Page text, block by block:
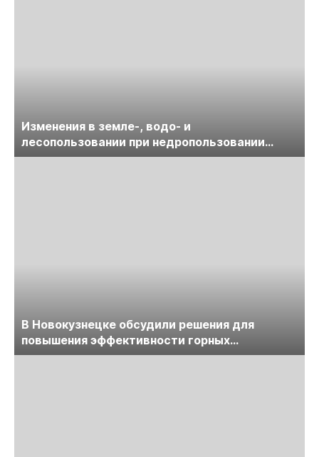
Изменения в земле-, водо- и
лесопользовании при недропользовании
обсудят на семинаре «ПравоТЭК»
В Новокузнецке обсудили решения для
повышения эффективности горных
предприятий